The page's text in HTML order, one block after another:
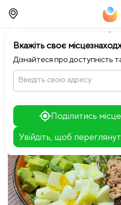
Вкажіть своє
Дізнайтеся про доступність
Введіть свою адресу
Поділитись
Увійдіть, щоб
+
−
Тимчасово можливі перебої
chevron_leftПовернутися до Ресторан